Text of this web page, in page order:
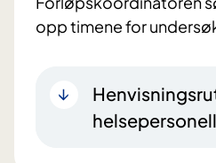
opp timene for
helsepersonell